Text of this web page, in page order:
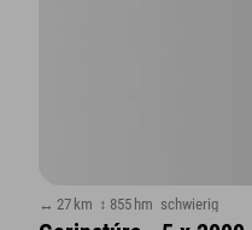
↔ 27 km ↕ 855 hm schwierig